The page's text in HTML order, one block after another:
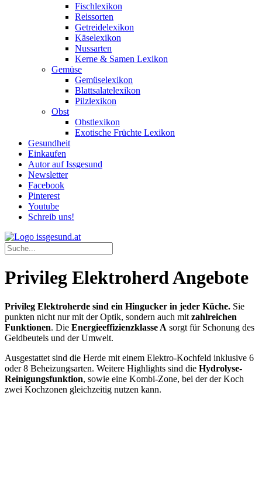
Fischlexikon
Reissorten
Getreidelexikon
Käselexikon
Nussarten
Kerne & Samen Lexikon
Gemüse
Gemüselexikon
Blattsalatelexikon
Pilzlexikon
Obst
Obstlexikon
Exotische Früchte Lexikon
Gesundheit
Einkaufen
Autor auf Issgesund
Newsletter
Facebook
Pinterest
Youtube
Schreib uns!
Privileg Elektroherd Angebote
Privileg Elektroherde sind ein Hingucker in jeder Küche. Sie
punkten nicht nur mit der Optik, sondern auch mit zahlreichen
Funktionen. Die Energieeffizienzklasse A sorgt für Schonung des
Geldbeutels und der Umwelt.
Ausgestattet sind die Herde mit einem Elektro-Kochfeld inklusive 6
oder 8 Beheizungsarten. Weitere Highlights sind die Hydrolyse-
Reinigungsfunktion, sowie eine Kombi-Zone, bei der der Koch
zwei Kochzonen gleichzeitig nutzen kann.